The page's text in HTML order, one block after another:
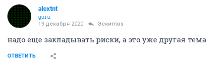
alextnt
guru
19 декабря 2020 Эскиmos
надо еще закладывать риски, а это уже другая тема
ОТВЕТИТЬ